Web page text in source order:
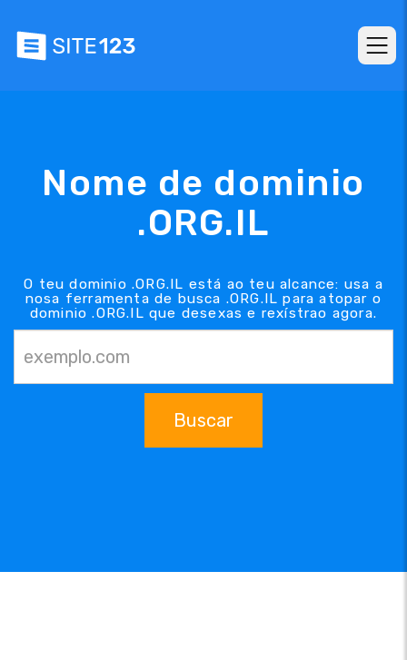
Nome de dominio
.ORG.IL
O teu dominio .ORG.IL está ao teu alcance: usa a
nosa ferramenta de busca .ORG.IL para atopar o
dominio .ORG.IL que desexas e rexístrao agora.
Buscar